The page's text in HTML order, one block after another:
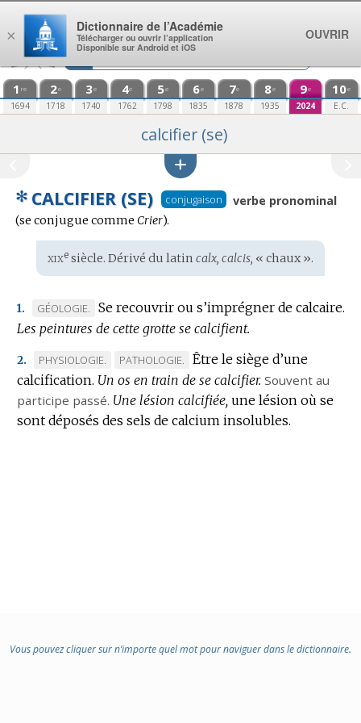
Aller au contenu
1 re
1694
2e
1718
3e
1740
4e
1762
5e
1798
6e
1835
7e
1878
8e
1935
9e
2024
10e
E.C.
calcifier (se)
✻ CALCIFIER (SE) conjugaison verbe pronominal
(se conjugue comme Crier).
Étymologie
:
xixesiècle. Dérivé du latin calx, calcis, « chaux ».
1.
MARQUE
DE
GÉOLOGIE.
Se recouvrir ou s’imprégner de calcaire.
Les peintures de cette grotte se calcifient.
2.
MARQUE
DE
DOMAINE
:
PHYSIOLOGIE.
MARQUE
DE
DOMAINE
:
PATHOLOGIE.
Être le siège d’une
calcification. Un os en train de se calcifier. Souvent au
participe passé. Une lésion calcifiée, une lésion où se
sont déposés des sels de calcium insolubles.
Vous pouvez cliquer sur n’importe quel mot pour naviguer dans le dictionnaire.
×
Dictionnaire de l’Académie
Télécharger ou ouvrir l’application
Disponible sur Android et iOS
OUVRIR